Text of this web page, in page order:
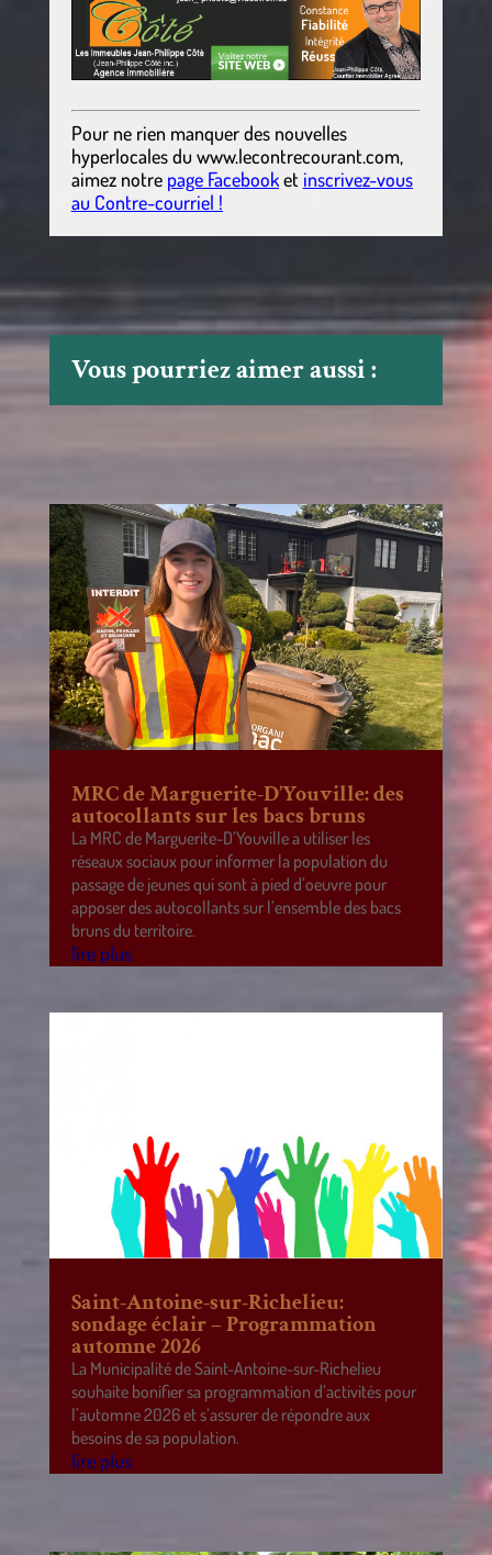
Pour ne rien manquer des nouvelles
hyperlocalesdu www.lecontrecourant.com,
aimez notre page Facebooket inscrivez-vous
au Contre-courriel !
Vous pourriez aimer aussi :
MRC de Marguerite-D’Youville: des
autocollants sur les bacs bruns
La MRC de Marguerite-D’Youville a utiliser les
réseaux sociaux pour informer la population du
passage de jeunes qui sont à pied d’oeuvre pour
apposer des autocollants sur l’ensemble des bacs
bruns du territoire.
lire plus
Saint-Antoine-sur-Richelieu:
sondage éclair – Programmation
automne 2026
La Municipalité de Saint-Antoine-sur-Richelieu
souhaite bonifier sa programmation d’activités pour
l’automne 2026 et s’assurer de répondre aux
besoins de sa population.
lire plus